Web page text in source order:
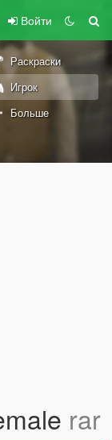
Войти
Раскраски
Игрок
Больше
rar